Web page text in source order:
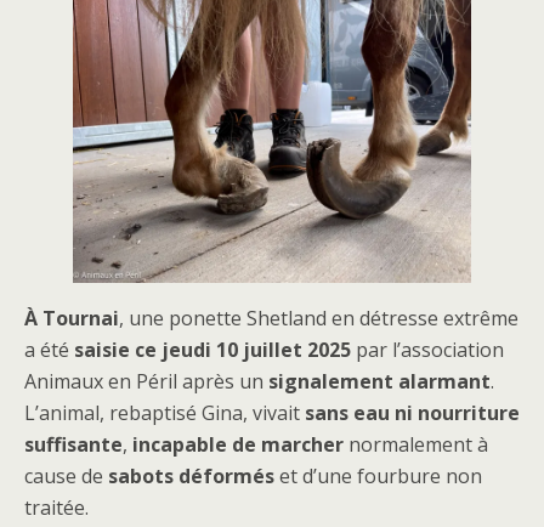
À Tournai, une ponette Shetland en détresse extrême
a été saisie ce jeudi 10 juillet 2025 par l’association
Animaux en Péril après un signalement alarmant.
L’animal, rebaptisé Gina, vivait sans eau ni nourriture
suffisante, incapable de marcher normalement à
cause de sabots déforméset d’une fourbure non
traitée.